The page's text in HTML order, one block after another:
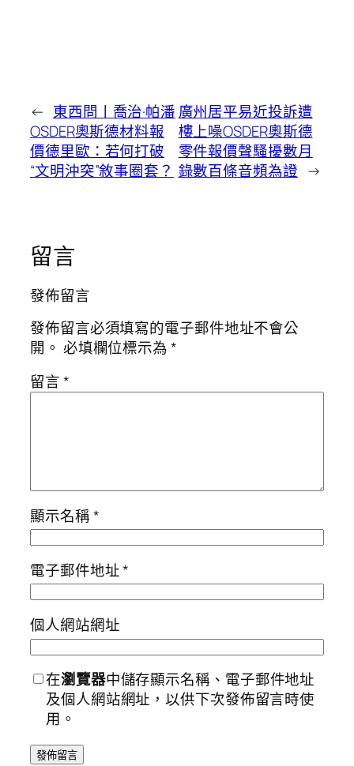
← 東西問丨喬治·帕潘
OSDER奧斯德材料報
價德里歐：若何打破
“文明沖突”敘事圈套？
廣州居平易近投訴遭
樓上噪OSDER奧斯德
零件報價聲騷擾數月
錄數百條音頻為證 →
留言
發佈留言
發佈留言必須填寫的電子郵件地址不會公
開。 必填欄位標示為*
留言*
顯示名稱*
電子郵件地址*
個人網站網址
在瀏覽器中儲存顯示名稱、電子郵件地址
及個人網站網址，以供下次發佈留言時使
用。